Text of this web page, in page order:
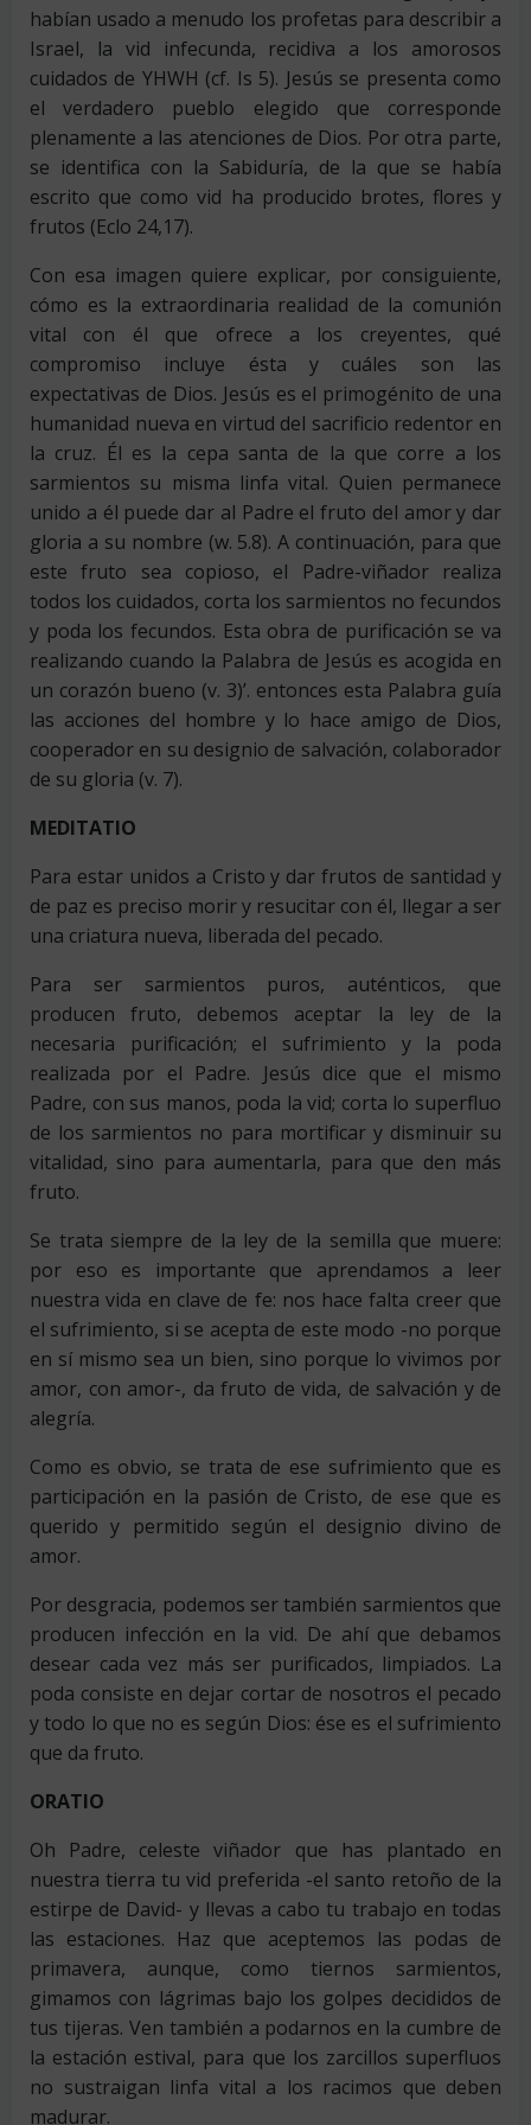
habían usado a menudo los profetas para describir a
Israel, la vid infecunda, recidiva a los amorosos
cuidados de YHWH (cf. Is 5). Jesús se presenta como
el verdadero pueblo elegido que corresponde
plenamente a las atenciones de Dios. Por otra parte,
se identifica con la Sabiduría, de la que se había
escrito que como vid ha producido brotes, flores y
frutos (Eclo 24,17).
Con esa imagen quiere explicar, por consiguiente,
cómo es la extraordinaria realidad de la comunión
vital con él que ofrece a los creyentes, qué
compromiso incluye ésta y cuáles son las
expectativas de Dios. Jesús es el primogénito de una
humanidad nueva en virtud del sacrificio redentor en
la cruz. Él es la cepa santa de la que corre a los
sarmientos su misma linfa vital. Quien permanece
unido a él puede dar al Padre el fruto del amor y dar
gloria a su nombre (w. 5.8). A continuación, para que
este fruto sea copioso, el Padre-viñador realiza
todos los cuidados, corta los sarmientos no fecundos
y poda los fecundos. Esta obra de purificación se va
realizando cuando la Palabra de Jesús es acogida en
un corazón bueno (v. 3)’. entonces esta Palabra guía
las acciones del hombre y lo hace amigo de Dios,
cooperador en su designio de salvación, colaborador
de su gloria (v. 7).
MEDITATIO
Para estar unidos a Cristo y dar frutos de santidad y
de paz es preciso morir y resucitar con él, llegar a ser
una criatura nueva, liberada del pecado.
Para ser sarmientos puros, auténticos, que
producen fruto, debemos aceptar la ley de la
necesaria purificación; el sufrimiento y la poda
realizada por el Padre. Jesús dice que el mismo
Padre, con sus manos, poda la vid; corta lo superfluo
de los sarmientos no para mortificar y disminuir su
vitalidad, sino para aumentarla, para que den más
fruto.
Se trata siempre de la ley de la semilla que muere:
por eso es importante que aprendamos a leer
nuestra vida en clave de fe: nos hace falta creer que
el sufrimiento, si se acepta de este modo -no porque
en sí mismo sea un bien, sino porque lo vivimos por
amor, con amor-, da fruto de vida, de salvación y de
alegría.
Como es obvio, se trata de ese sufrimiento que es
participación en la pasión de Cristo, de ese que es
querido y permitido según el designio divino de
amor.
Por desgracia, podemos ser también sarmientos que
producen infección en la vid. De ahí que debamos
desear cada vez más ser purificados, limpiados. La
poda consiste en dejar cortar de nosotros el pecado
y todo lo que no es según Dios: ése es el sufrimiento
que da fruto.
ORATIO
Oh Padre, celeste viñador que has plantado en
nuestra tierra tu vid preferida -el santo retoño de la
estirpe de David- y llevas a cabo tu trabajo en todas
las estaciones. Haz que aceptemos las podas de
primavera, aunque, como tiernos sarmientos,
gimamos con lágrimas bajo los golpes decididos de
tus tijeras. Ven también a podarnos en la cumbre de
la estación estival, para que los zarcillos superfluos
no sustraigan linfa vital a los racimos que deben
madurar.